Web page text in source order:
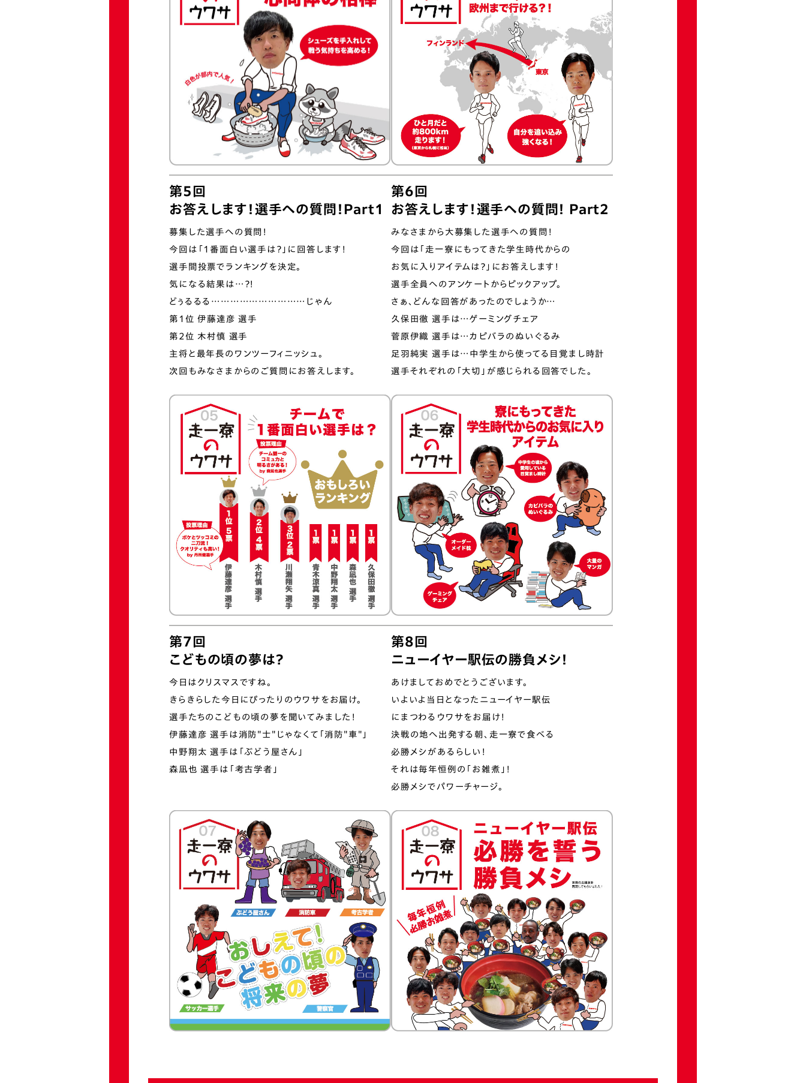
第5回
お答えします！選手への質問！Part1
募集した選手への質問！
今回は「1番面白い選手は？」に回答します！
選手間投票でランキングを決定。
気になる結果は…？！
どぅるるる…………………………じゃん
第1位 伊藤達彦 選手
第2位 木村慎 選手
主将と最年長のワンツーフィニッシュ。
次回もみなさまからのご質問にお答えします。
第6回
お答えします！選手への質問！ Part2
みなさまから大募集した選手への質問！
今回は「走一寮にもってきた学⽣時代からの
お気に⼊りアイテムは？」にお答えします！
選⼿全員へのアンケートからピックアップ。
さぁ、どんな回答があったのでしょうか…
久保田徹 選⼿は…ゲーミングチェア
菅原伊織 選⼿は…カピバラのぬいぐるみ
足羽純実 選⼿は…中学⽣から使ってる⽬覚まし時計
選⼿それぞれの「⼤切」が感じられる回答でした。
第7回
こどもの頃の夢は？
今日はクリスマスですね。
きらきらした今⽇にぴったりのウワサをお届け。
選手たちのこどもの頃の夢を聞いてみました！
伊藤達彦 選⼿は消防"⼠"じゃなくて「消防"⾞"」
中野翔太 選⼿は「ぶどう屋さん」
森凪也 選⼿は「考古学者」
第8回
ニューイヤー駅伝の勝負メシ！
あけましておめでとうございます。
いよいよ当日となったニューイヤー駅伝
にまつわるウワサをお届け！
決戦の地へ出発する朝、走一寮で食べる
必勝メシがあるらしい！
それは毎年恒例の「お雑煮」！
必勝メシでパワーチャージ。